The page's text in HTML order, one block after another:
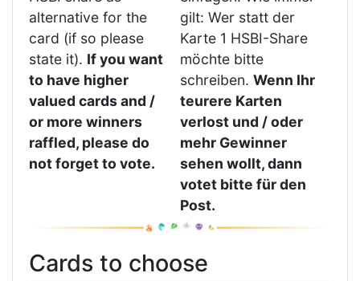
alternative for the
card (if so please
state it). If you want
to have higher
valued cards and /
or more winners
raffled, please do
not forget to vote.
gilt: Wer statt der
Karte 1 HSBI-Share
möchte bitte
schreiben. Wenn Ihr
teurere Karten
verlost und / oder
mehr Gewinner
sehen wollt, dann
votet bitte für den
Post.
Cards to choose